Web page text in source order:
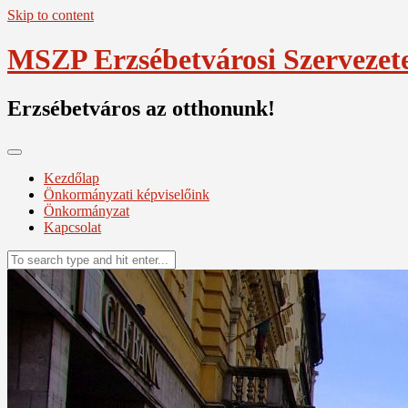
Skip to content
MSZP Erzsébetvárosi
Erzsébetváros az otthonunk!
Kezdőlap
Önkormányzati képviselőink
Önkormányzat
Kapcsolat